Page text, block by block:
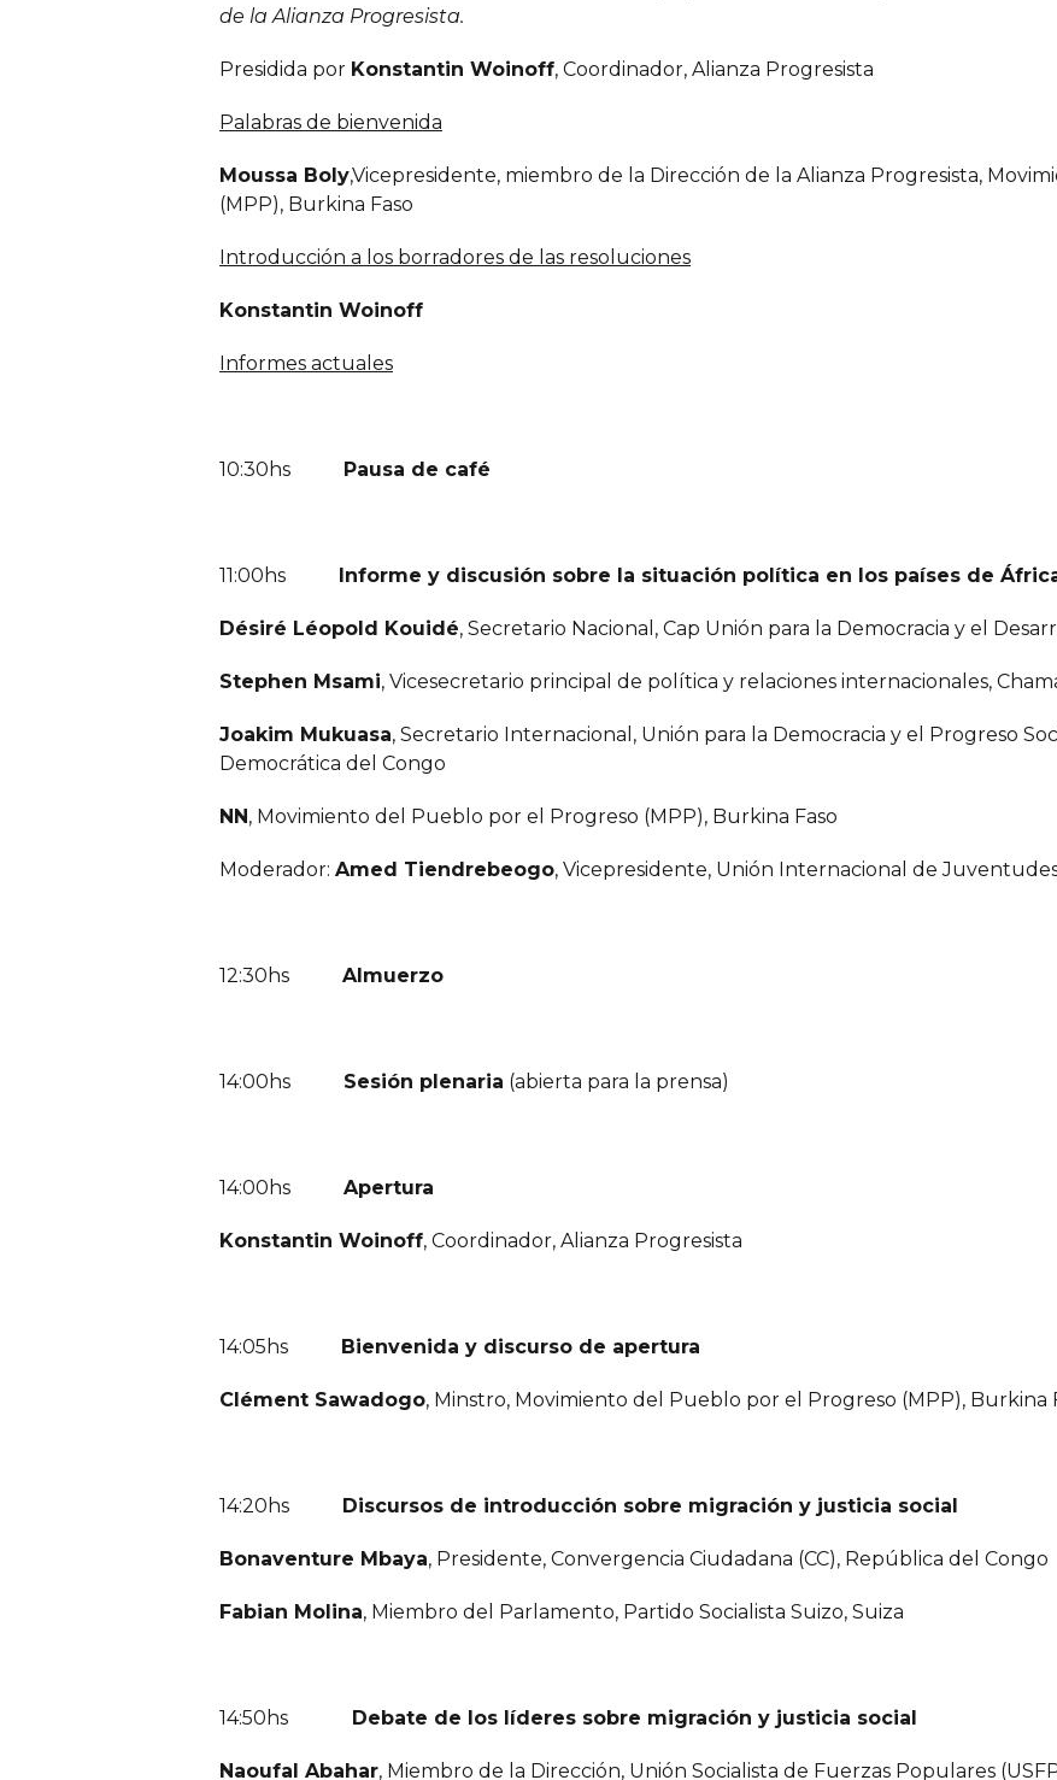
de la Alianza Progresista.
Presidida por Konstantin Woinoff, Coordinador, Alianza Progresista
Palabras de bienvenida
Moussa Boly,Vicepresidente, miembro de la Dirección de la Alianza Progresista,
(MPP), Burkina Faso
Introducción a los borradores de las resoluciones
Konstantin Woinoff
Informes actuales
10:30hs Pausa de café
11:00hs Informe y discusión sobre la situación política en los países de
Désiré Léopold Kouidé, Secretario Nacional, Cap Unión para la Democracia y el
Stephen Msami, Vicesecretario principal de política y relaciones internacionales,
Joakim Mukuasa, Secretario Internacional, Unión para la Democracia y el Progreso
Democrática del Congo
NN, Movimiento del Pueblo por el Progreso (MPP), Burkina Faso
Moderador: Amed Tiendrebeogo, Vicepresidente, Unión Internacional de Juventudes
12:30hs Almuerzo
14:00hs Sesión plenaria (abierta para la prensa)
14:00hs Apertura
Konstantin Woinoff, Coordinador, Alianza Progresista
14:05hs Bienvenida y discurso de apertura
Clément Sawadogo, Minstro, Movimiento del Pueblo por el Progreso (MPP), Burkina
14:20hs Discursos de introducción sobre migración y justicia social
Bonaventure Mbaya, Presidente, Convergencia Ciudadana (CC), República del Congo
Fabian Molina, Miembro del Parlamento, Partido Socialista Suizo, Suiza
14:50hs Debate de los líderes sobre migración y justicia social
Naoufal Abahar, Miembro de la Dirección, Unión Socialista de Fuerzas Populares